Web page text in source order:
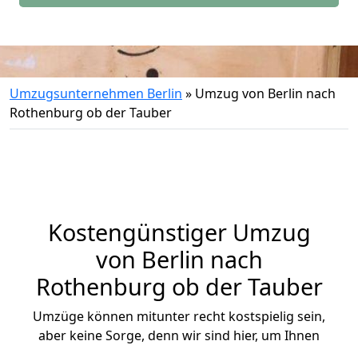
Umzugsunternehmen Berlin » Umzug von Berlin nach
Rothenburg ob der Tauber
Kostengünstiger Umzug
von Berlin nach
Rothenburg ob der Tauber
Umzüge können mitunter recht kostspielig sein,
aber keine Sorge, denn wir sind hier, um Ihnen